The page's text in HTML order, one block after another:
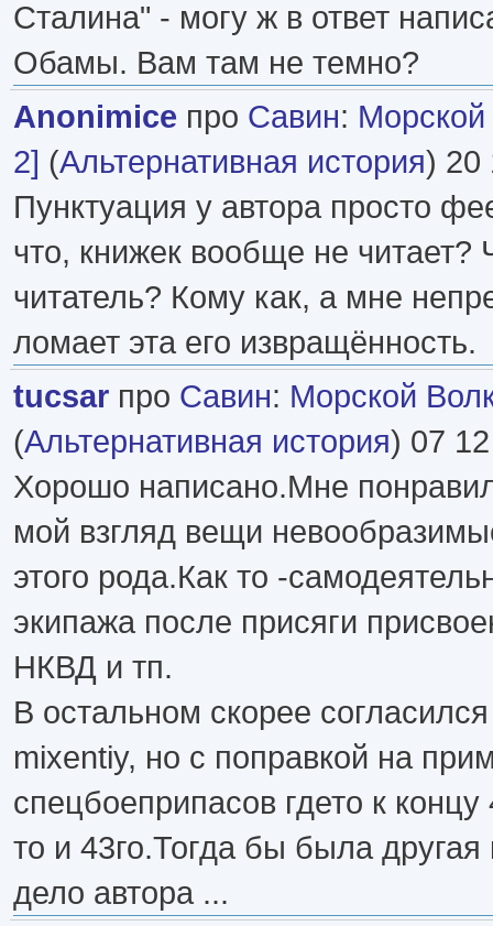
Сталина" - могу ж в ответ
Обамы. Вам там не темно?
Anonimice про Савин: Морской
2] (Альтернативная история) 20
Пунктуация у автора просто
что, книжек вообще не читает?
читатель? Кому как, а мне
ломает эта его извращённость.
tucsar про Савин: Морской
(Альтернативная история) 07 12
Хорошо написано.Мне
мой взгляд вещи
этого рода.Как то -
экипажа после присяги
НКВД и тп.
В остальном скорее
mixentiy, но с поправкой на
спецбоеприпасов гдето к
то и 43го.Тогда бы была другая
дело автора ...